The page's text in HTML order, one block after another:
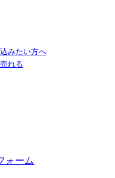
みたい方へ
れる
ォーム